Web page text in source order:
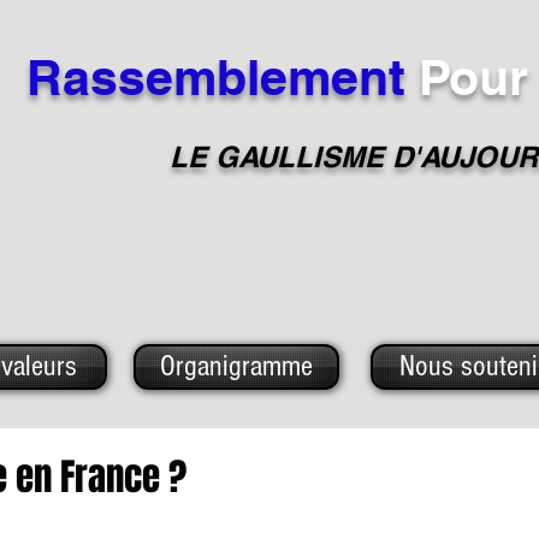
Rassemblement Pour
LE GAULLISME D'A
Organigramme Nous
France ?